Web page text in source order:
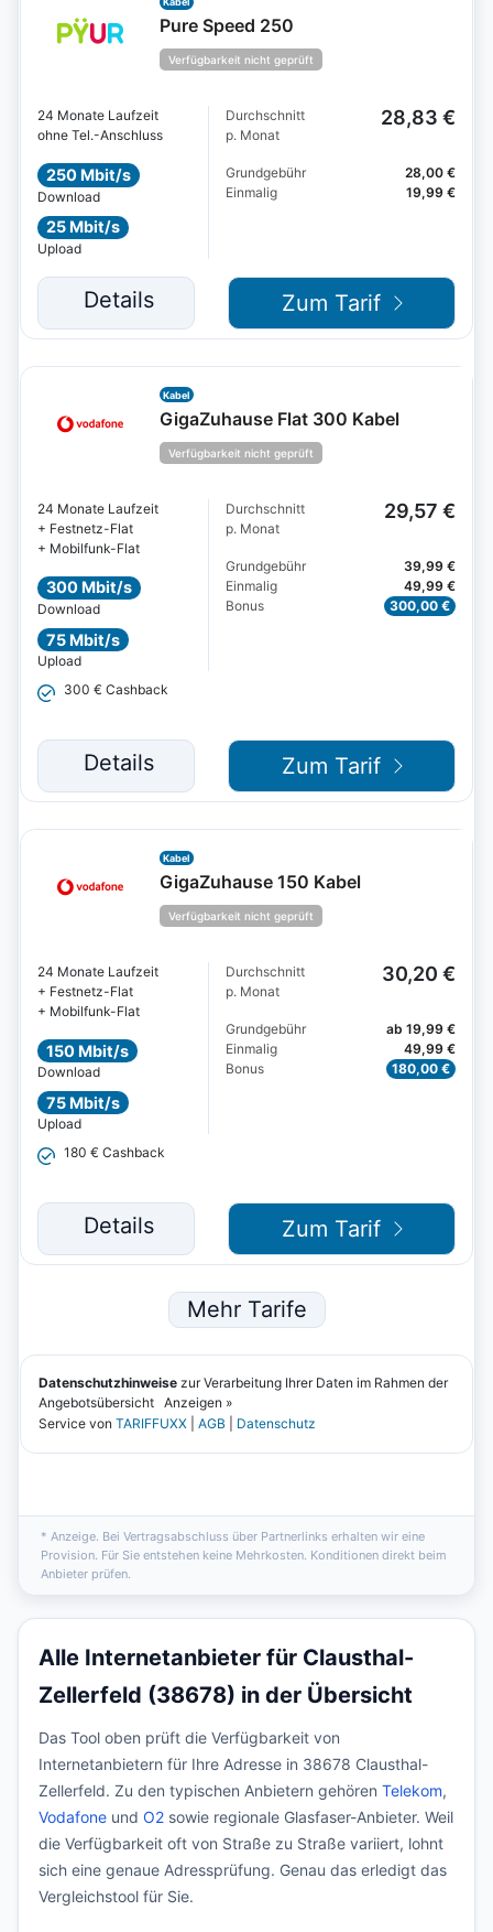
* Anzeige. Bei Vertragsabschluss über Partnerlinks erhalten wir eine
Provision. Für Sie entstehen keine Mehrkosten. Konditionen direkt beim
Anbieter prüfen.
Alle Internetanbieter für Clausthal-
Zellerfeld (38678) in der Übersicht
Das Tool oben prüft die Verfügbarkeit von
Internetanbietern für Ihre Adresse in 38678 Clausthal-
Zellerfeld. Zu den typischen Anbietern gehören Telekom,
Vodafone und O2 sowie regionale Glasfaser-Anbieter. Weil
die Verfügbarkeit oft von Straße zu Straße variiert, lohnt
sich eine genaue Adressprüfung. Genau das erledigt das
Vergleichstool für Sie.